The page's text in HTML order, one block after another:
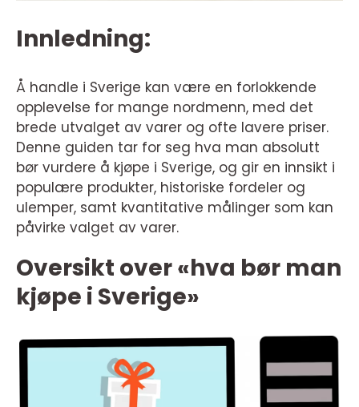
Innledning:
Å handle i Sverige kan være en forlokkende
opplevelse for mange nordmenn, med det
brede utvalget av varer og ofte lavere priser.
Denne guiden tar for seg hva man absolutt
bør vurdere å kjøpe i Sverige, og gir en innsikt i
populære produkter, historiske fordeler og
ulemper, samt kvantitative målinger som kan
påvirke valget av varer.
Oversikt over «hva bør man
kjøpe i Sverige»